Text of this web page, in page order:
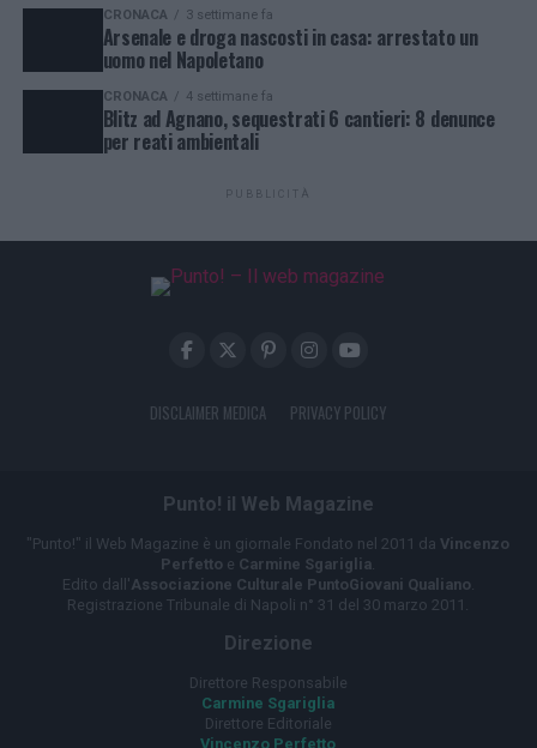
CRONACA 3 settimane fa
Arsenale e droga nascosti in casa: arrestato un
uomo nel Napoletano
CRONACA 4 settimane fa
Blitz ad Agnano, sequestrati 6 cantieri: 8 denunce
per reati ambientali
PUBBLICITÀ
DISCLAIMER MEDICA PRIVACY POLICY
Punto! il Web Magazine
"Punto!" il Web Magazine è un giornale Fondato nel 2011 da Vincenzo
Perfetto e Carmine Sgariglia.
Edito dall'Associazione Culturale PuntoGiovani Qualiano.
Registrazione Tribunale di Napoli n° 31 del 30 marzo 2011.
Direzione
Direttore Responsabile
Carmine Sgariglia
Direttore Editoriale
Vincenzo Perfetto